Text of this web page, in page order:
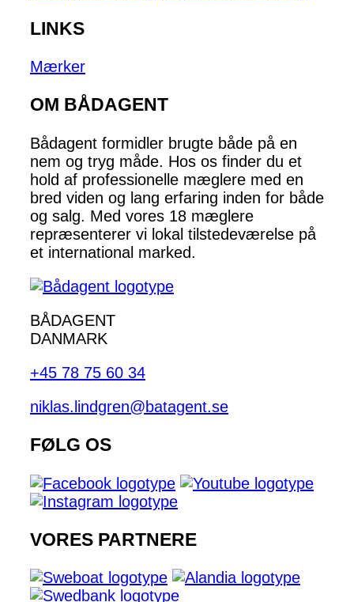
LINKS
Mærker
OM BÅDAGENT
Bådagent formidler brugte både på en
nem og tryg måde. Hos os finder du et
hold af professionelle mæglere med en
bred viden og lang erfaring inden for både
og salg. Med vores 18 mæglere
repræsenterer vi lokal tilstedeværelse på
et international marked.
BÅDAGENT
DANMARK
+45 78 75 60 34
niklas.lindgren@batagent.se
FØLG OS
VORES PARTNERE